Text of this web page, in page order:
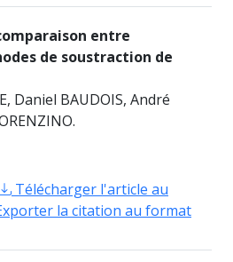
entre
de soustraction de
Daniel BAUDOIS, André
Télécharger l'article au
la citation au format